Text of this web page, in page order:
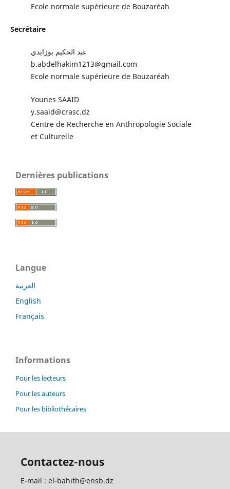
Ecole normale supérieure de Bouzaréah
Secrétaire
عبد الحكيم بوزايدي
b.abdelhakim1213@gmail.com
Ecole normale supérieure de Bouzaréah
Younes SAAID
y.saaid@crasc.dz
Centre de Recherche en Anthropologie Sociale
et Culturelle
Dernières publications
Langue
العربية
English
Français
Informations
Pour les lecteurs
Pour les auteurs
Pour les bibliothécaires
Contactez-nous
E-mail : el-bahith@ensb.dz